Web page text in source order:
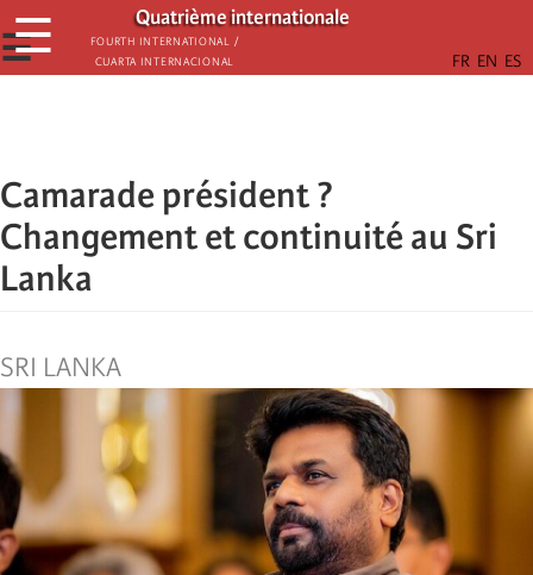
Passar
para
o
Quatrième internationale
Fourth International /
Cuarta Internacional
☰
☰
Camarade président ?
Changement et continuité au Sri
Lanka
SRI LANKA